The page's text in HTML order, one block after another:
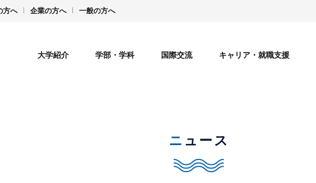
方へ 企業の方へ 一般の方へ
大学紹介 学部・学科 国際交流 キャリア・就職支援
ニュース